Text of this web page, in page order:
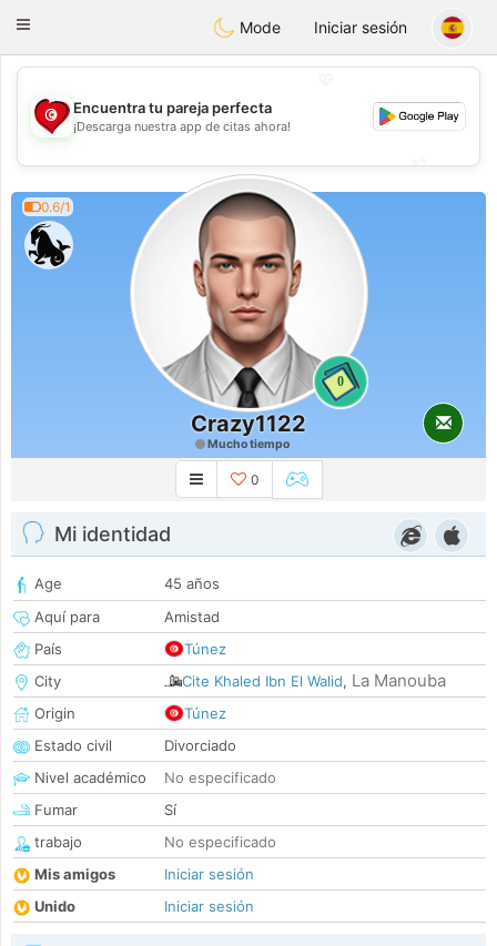
Tunisia Dating
Toggle
Mode Iniciar sesión
💖
💕
Encuentra tu pareja perfecta
¡Descarga nuestra app de citas ahora!
0.6/1
0
Crazy1122
Mucho tiempo
0
Mi identidad
Age
45 años
Aquí para
Amistad
País
Túnez
City
Cite Khaled Ibn El Walid, La Manouba
Origin
Túnez
Estado civil
Divorciado
Nivel académico
No especificado
Fumar
Sí
trabajo
No especificado
Mis amigos
Iniciar sesión
Unido
Iniciar sesión